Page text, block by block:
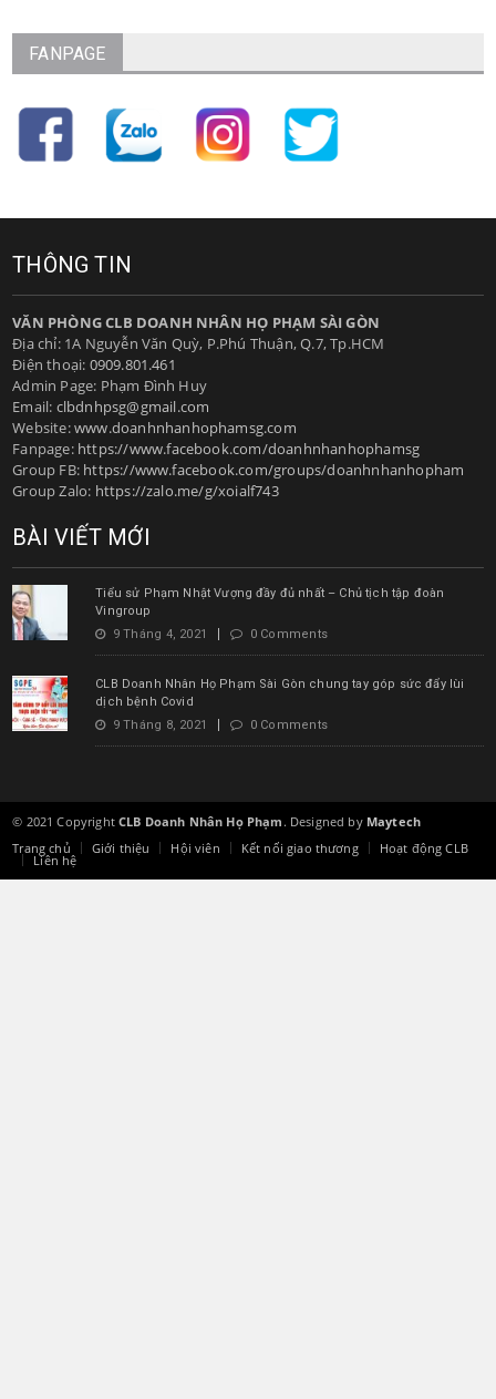
FANPAGE
THÔNG TIN
VĂN PHÒNG CLB DOANH NHÂN HỌ PHẠM SÀI GÒN
Địa chỉ: 1A Nguyễn Văn Quỳ, P.Phú Thuận, Q.7, Tp.HCM
Điện thoại: 0909.801.461
Admin Page: Phạm Đình Huy
Email: clbdnhpsg@gmail.com
Website:www.doanhnhanhophamsg.com
Fanpage: https://www.facebook.com/doanhnhanhophamsg
Group FB: https://www.facebook.com/groups/doanhnhanhopham
Group Zalo: https://zalo.me/g/xoialf743
BÀI VIẾT MỚI
Tiểu sử Phạm Nhật Vượng đầy đủ nhất – Chủ tịch tập đoàn
Vingroup
9 Tháng 4, 2021
0 Comments
CLB Doanh Nhân Họ Phạm Sài Gòn chung tay góp sức đẩy lùi
dịch bệnh Covid
9 Tháng 8, 2021
0 Comments
© 2021 CopyrightCLB Doanh Nhân Họ Phạm . Designed by Maytech
Trang chủ
Giới thiệu Hội viên Kết nối giao thương Hoạt động CLB
Liên hệ